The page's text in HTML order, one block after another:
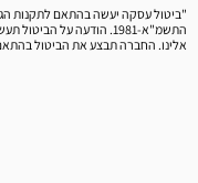
התשמ"א-1981. הודעה על הביטול תעשה באמצעות פניה בדוא"ל או באמצעות פניה טלפונית
אלינו. החברה תבצע את הביטול